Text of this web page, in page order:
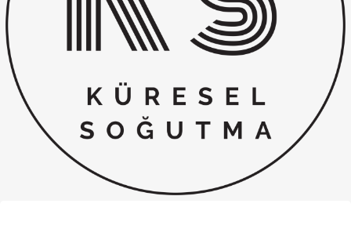
Fan
Fırın, Ocak ve Aspiratör
Klima
Kombi